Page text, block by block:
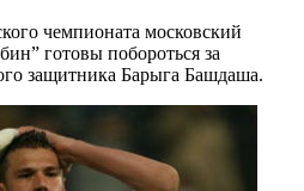
чемпионата московский
готовы побороться за
защитника Барыга Башдаша.